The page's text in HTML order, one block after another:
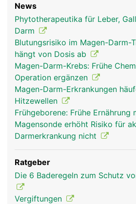
News
Phytotherapeutika für Leber,
Darm
Blutungsrisiko im Magen-Darm-
hängt von Dosis ab
Magen-Darm-Krebs: Frühe
Operation ergänzen
Magen-Darm-Erkrankungen
Hitzewellen
Frühgeborene: Frühe Ernährung
Magensonde erhöht Risiko für
Darmerkrankung nicht
Ratgeber
Die 6 Baderegeln zum Schutz
Vergiftungen